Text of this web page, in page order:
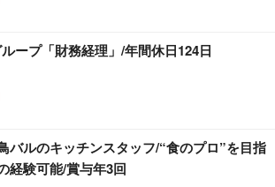
ープ「財務経理」/年間休日124日
バルのキッチンスタッフ/“食のプロ”を目指
経験可能/賞与年3回